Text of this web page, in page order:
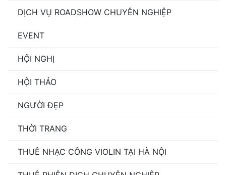
DỊCH VỤ ROADSHOW CHUYÊN NGHIỆP
EVENT
HỘI NGHỊ
HỘI THẢO
NGƯỜI ĐẸP
THỜI TRANG
THUÊ NHẠC CÔNG VIOLIN TẠI HÀ NỘI